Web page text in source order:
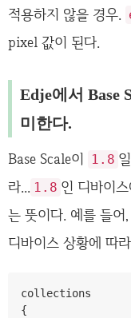
적용하지 않을 경우.
pixel 값이 된다.
Edje에서 Base
미한다.
Base Scale이 1.8
라... 1.8 인 디바이
는 뜻이다. 예를 들어
디바이스 상황에 따
{